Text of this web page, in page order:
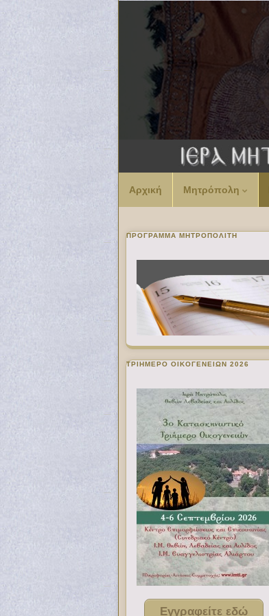
Αρχική Μητρόπολη
ΠΡΌΓΡΑΜΜΑ ΜΗΤΡΟΠΟΛΊΤΗ
ΤΡΙΗΜΕΡΟ ΟΙΚΟΓΕΝΕΙΩΝ 2026
Εγγραφείτε εδώ